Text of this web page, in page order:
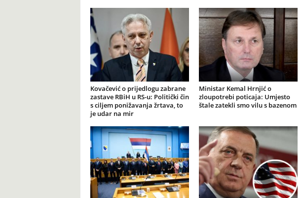
Kovačević o prijedlogu zabrane
zastave RBiH u RS-u: Politički čin
s ciljem ponižavanja žrtava, to
je udar na mir
Ministar Kemal Hrnjić o
zloupotrebi poticaja: Umjesto
štale zatekli smo vilu s bazenom